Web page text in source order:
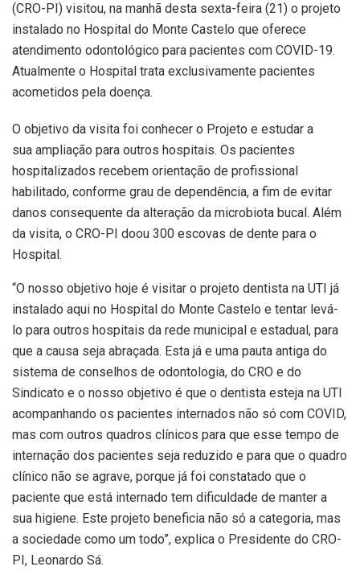
(CRO-PI) visitou, na manhã desta sexta-feira (21) o projeto
instalado no Hospital do Monte Castelo que oferece
atendimento odontológico para pacientes com COVID-19.
Atualmente o Hospital trata exclusivamente pacientes
acometidos pela doença.
O objetivo da visita foi conhecer o Projeto e estudar a
sua ampliação para outros hospitais. Os pacientes
hospitalizados recebem orientação de profissional
habilitado, conforme grau de dependência, a fim de evitar
danos consequente da alteração da microbiota bucal. Além
da visita, o CRO-PI doou 300 escovas de dente para o
Hospital.
“O nosso objetivo hoje é visitar o projeto dentista na UTI já
instalado aqui no Hospital do Monte Castelo e tentar levá-
lo para outros hospitais da rede municipal e estadual, para
que a causa seja abraçada. Esta já e uma pauta antiga do
sistema de conselhos de odontologia, do CRO e do
Sindicato e o nosso objetivo é que o dentista esteja na UTI
acompanhando os pacientes internados não só com COVID,
mas com outros quadros clínicos para que esse tempo de
internação dos pacientes seja reduzido e para que o quadro
clínico não se agrave, porque já foi constatado que o
paciente que está internado tem dificuldade de manter a
sua higiene. Este projeto beneficia não só a categoria, mas
a sociedade como um todo”, explica o Presidente do CRO-
PI, Leonardo Sá.